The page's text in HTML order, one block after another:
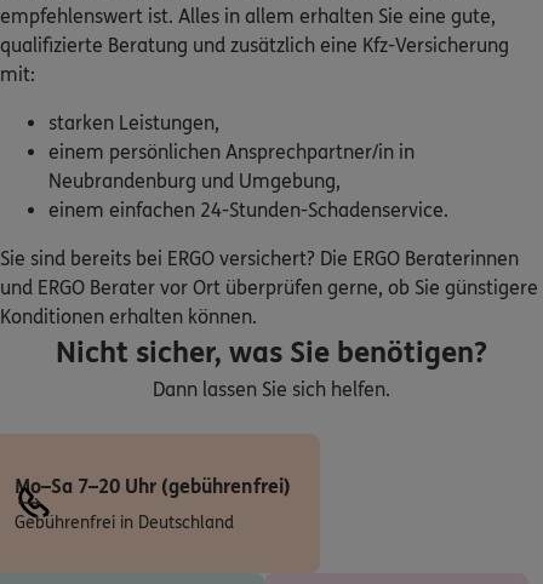
empfehlenswert ist. Alles in allem erhalten Sie eine gute,
qualifizierte Beratung und zusätzlich eine Kfz-Versicherung
mit:
starken Leistungen,
einem persönlichen Ansprechpartner/in in
Neubrandenburg und Umgebung,
einem einfachen 24-Stunden-Schadenservice.
Sie sind bereits bei ERGO versichert? Die ERGO Beraterinnen
und ERGO Berater vor Ort überprüfen gerne, ob Sie günstigere
Konditionen erhalten können.
Nicht sicher, was Sie benötigen?
Dann lassen Sie sich helfen.
Mo–Sa 7–20 Uhr (gebührenfrei)
Gebührenfrei in Deutschland